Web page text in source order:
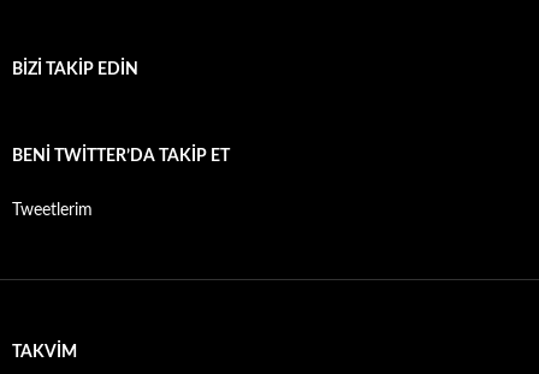
BIZI TAKIP EDIN
BENI TWITTER’DA TAKIP ET
Tweetlerim
TAKVIM